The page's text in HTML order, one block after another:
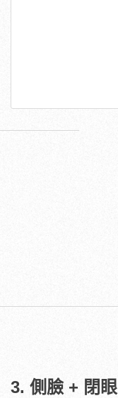
3. 側臉 + 閉眼